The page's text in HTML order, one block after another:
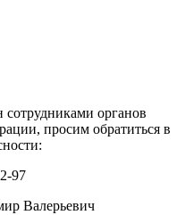
органов
просим обратиться в
97
Валерьевич